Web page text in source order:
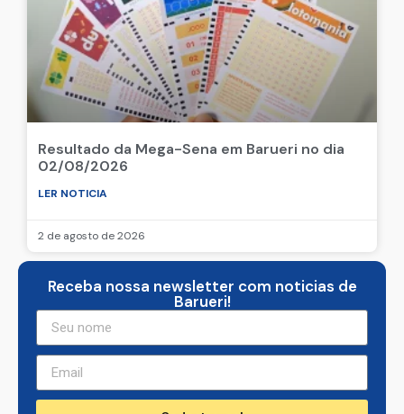
Resultado da Mega-Sena em Barueri no dia
02/08/2026
2 de agosto de 2026
Receba nossa newsletter com noticias de